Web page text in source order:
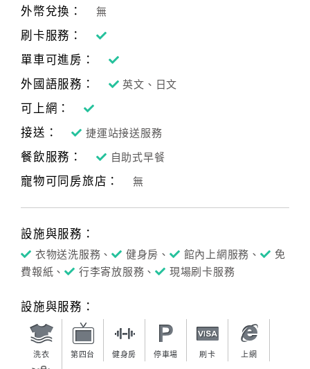
品
傳
外幣兌換： 無
刷卡服務：
單車可進房：
外國語服務：
英文、日文
可上網：
接送：
捷運站接送服務
餐飲服務： 自助式早餐
寵物可同房旅店： 無
設施與服務：
衣物送洗服務、 健身房、 館內上網服務、
免
費報紙、
行李寄放服務、 現場刷卡服務
設施與服務：
洗衣 第四台 健身房 停車場 刷卡 上網